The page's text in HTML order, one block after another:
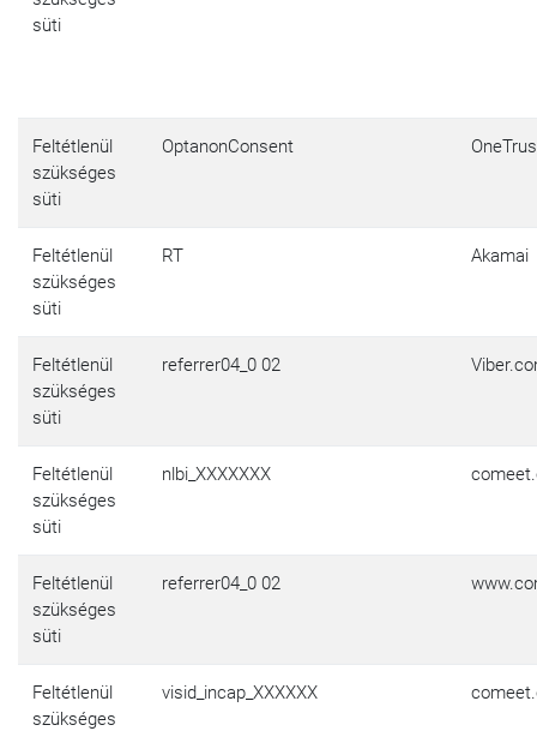
süti
Feltétlenül
szükséges
süti
OptanonConsent
Feltétlenül
szükséges
süti
RT Akamai
Feltétlenül
szükséges
süti
referrer04_0 02
Feltétlenül
szükséges
süti
nlbi_XXXXXXX
Feltétlenül
szükséges
süti
referrer04_0 02
Feltétlenül
szükséges
visid_incap_XXXXXX